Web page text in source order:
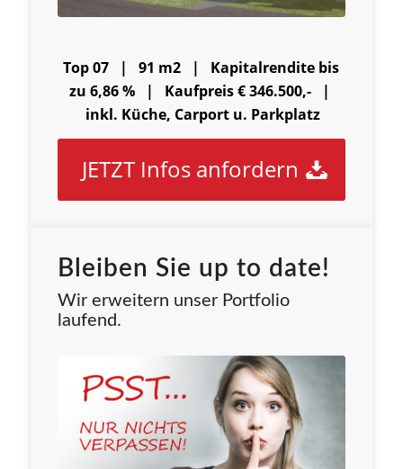
Top 07 | 91 m2 | Kapitalrendite bis
zu 6,86 % | Kaufpreis € 346.500,- |
inkl. Küche, Carport u. Parkplatz
JETZT Infos anfordern
Bleiben Sie up to date!
Wir erweitern unser Portfolio
laufend.